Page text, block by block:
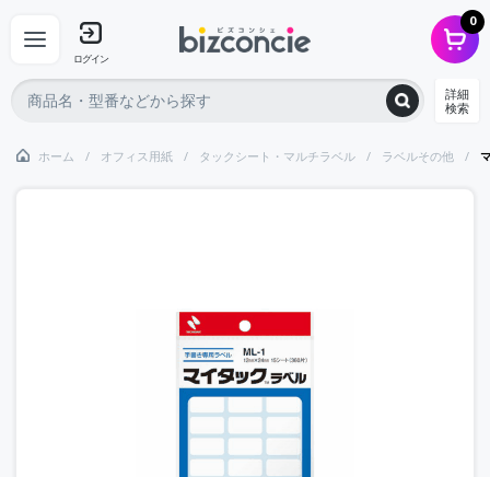
ログイン
0
詳細
検索
ホーム オフィス用紙 タックシート・マルチラベル ラベルその他